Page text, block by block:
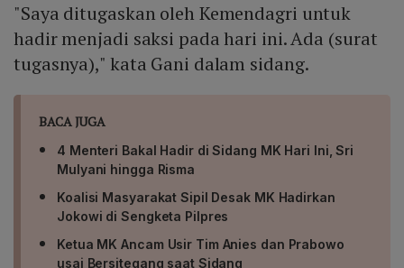
"Saya ditugaskan oleh Kemendagri untuk
hadir menjadi saksi pada hari ini. Ada (surat
tugasnya)," kata Gani dalam sidang.
BACA JUGA
4 Menteri Bakal Hadir di Sidang MK Hari Ini, Sri
Mulyani hingga Risma
Koalisi Masyarakat Sipil Desak MK Hadirkan
Jokowi di Sengketa Pilpres
Ketua MK Ancam Usir Tim Anies dan Prabowo
usai Bersitegang saat Sidang